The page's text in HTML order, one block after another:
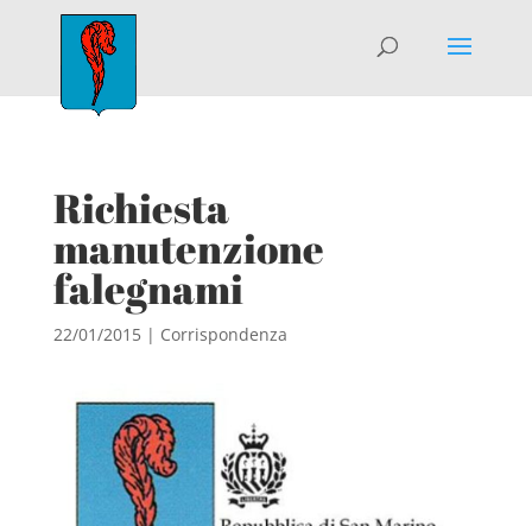
Richiesta
manutenzione
falegnami
22/01/2015| Corrispondenza